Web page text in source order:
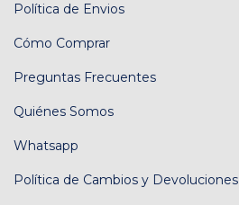
Política de Envios
Cómo Comprar
Preguntas Frecuentes
Quiénes Somos
Whatsapp
Política de Cambios y Devoluciones